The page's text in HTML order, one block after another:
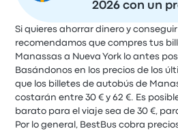
2026 con un
Si quieres ahorrar dinero y
recomendamos que compres tus
Manassas a Nueva York lo antes
Basándonos en los precios de los
que los billetes de autobús de
costarán entre 30 € y 62 €. Es
barato para el viaje sea de 30 €,
Por lo general, BestBus cobra